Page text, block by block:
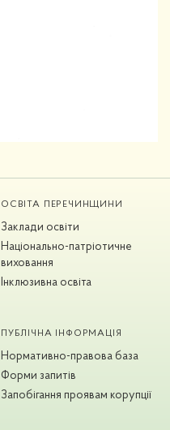
ОСВІТА ПЕРЕЧИНЩИНИ
Заклади освіти
Національно-патріотичне
виховання
Інклюзивна освіта
ПУБЛІЧНА ІНФОРМАЦІЯ
Нормативно-правова база
Форми запитів
Запобігання проявам корупції